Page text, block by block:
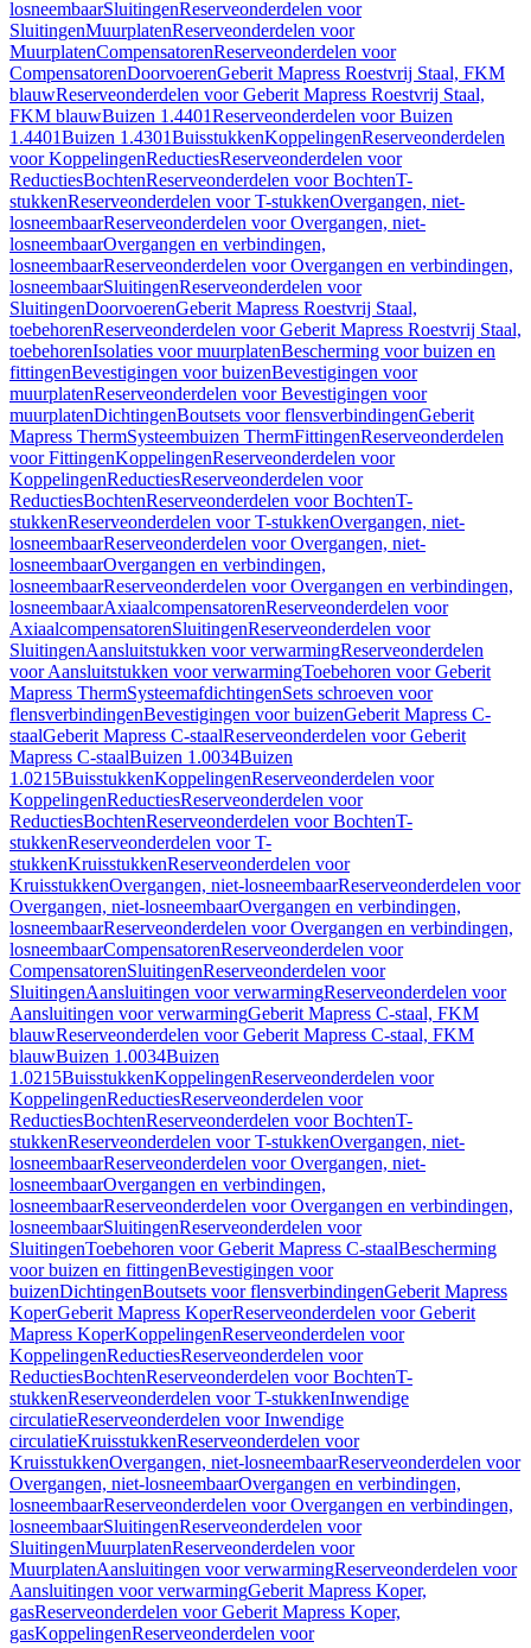
losneembaarSluitingenReserveonderdelen voor
SluitingenMuurplatenReserveonderdelen voor
MuurplatenCompensatorenReserveonderdelen voor
CompensatorenDoorvoerenGeberit Mapress Roestvrij Staal, FKM
blauwReserveonderdelen voor Geberit Mapress Roestvrij Staal,
FKM blauwBuizen 1.4401Reserveonderdelen voor Buizen
1.4401Buizen 1.4301BuisstukkenKoppelingenReserveonderdelen
voor KoppelingenReductiesReserveonderdelen voor
ReductiesBochtenReserveonderdelen voor BochtenT-
stukkenReserveonderdelen voor T-stukkenOvergangen, niet-
losneembaarReserveonderdelen voor Overgangen, niet-
losneembaarOvergangen en verbindingen,
losneembaarReserveonderdelen voor Overgangen en verbindingen,
losneembaarSluitingenReserveonderdelen voor
SluitingenDoorvoerenGeberit Mapress Roestvrij Staal,
toebehorenReserveonderdelen voor Geberit Mapress Roestvrij Staal,
toebehorenIsolaties voor muurplatenBescherming voor buizen en
fittingenBevestigingen voor buizenBevestigingen voor
muurplatenReserveonderdelen voor Bevestigingen voor
muurplatenDichtingenBoutsets voor flensverbindingenGeberit
Mapress ThermSysteembuizen ThermFittingenReserveonderdelen
voor FittingenKoppelingenReserveonderdelen voor
KoppelingenReductiesReserveonderdelen voor
ReductiesBochtenReserveonderdelen voor BochtenT-
stukkenReserveonderdelen voor T-stukkenOvergangen, niet-
losneembaarReserveonderdelen voor Overgangen, niet-
losneembaarOvergangen en verbindingen,
losneembaarReserveonderdelen voor Overgangen en verbindingen,
losneembaarAxiaalcompensatorenReserveonderdelen voor
AxiaalcompensatorenSluitingenReserveonderdelen voor
SluitingenAansluitstukken voor verwarmingReserveonderdelen
voor Aansluitstukken voor verwarmingToebehoren voor Geberit
Mapress ThermSysteemafdichtingenSets schroeven voor
flensverbindingenBevestigingen voor buizenGeberit Mapress C-
staalGeberit Mapress C-staalReserveonderdelen voor Geberit
Mapress C-staalBuizen 1.0034Buizen
1.0215BuisstukkenKoppelingenReserveonderdelen voor
KoppelingenReductiesReserveonderdelen voor
ReductiesBochtenReserveonderdelen voor BochtenT-
stukkenReserveonderdelen voor T-
stukkenKruisstukkenReserveonderdelen voor
KruisstukkenOvergangen, niet-losneembaarReserveonderdelen voor
Overgangen, niet-losneembaarOvergangen en verbindingen,
losneembaarReserveonderdelen voor Overgangen en verbindingen,
losneembaarCompensatorenReserveonderdelen voor
CompensatorenSluitingenReserveonderdelen voor
SluitingenAansluitingen voor verwarmingReserveonderdelen voor
Aansluitingen voor verwarmingGeberit Mapress C-staal, FKM
blauwReserveonderdelen voor Geberit Mapress C-staal, FKM
blauwBuizen 1.0034Buizen
1.0215BuisstukkenKoppelingenReserveonderdelen voor
KoppelingenReductiesReserveonderdelen voor
ReductiesBochtenReserveonderdelen voor BochtenT-
stukkenReserveonderdelen voor T-stukkenOvergangen, niet-
losneembaarReserveonderdelen voor Overgangen, niet-
losneembaarOvergangen en verbindingen,
losneembaarReserveonderdelen voor Overgangen en verbindingen,
losneembaarSluitingenReserveonderdelen voor
SluitingenToebehoren voor Geberit Mapress C-staalBescherming
voor buizen en fittingenBevestigingen voor
buizenDichtingenBoutsets voor flensverbindingenGeberit Mapress
KoperGeberit Mapress KoperReserveonderdelen voor Geberit
Mapress KoperKoppelingenReserveonderdelen voor
KoppelingenReductiesReserveonderdelen voor
ReductiesBochtenReserveonderdelen voor BochtenT-
stukkenReserveonderdelen voor T-stukkenInwendige
circulatieReserveonderdelen voor Inwendige
circulatieKruisstukkenReserveonderdelen voor
KruisstukkenOvergangen, niet-losneembaarReserveonderdelen voor
Overgangen, niet-losneembaarOvergangen en verbindingen,
losneembaarReserveonderdelen voor Overgangen en verbindingen,
losneembaarSluitingenReserveonderdelen voor
SluitingenMuurplatenReserveonderdelen voor
MuurplatenAansluitingen voor verwarmingReserveonderdelen voor
Aansluitingen voor verwarmingGeberit Mapress Koper,
gasReserveonderdelen voor Geberit Mapress Koper,
gasKoppelingenReserveonderdelen voor